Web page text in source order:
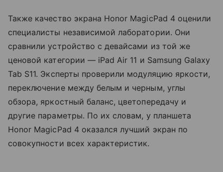
Также качество экрана Honor MagicPad 4 оценили
специалисты независимой лаборатории. Они
сравнили устройство с девайсами из той же
ценовой категории — iPad Air 11 и Samsung Galaxy
Tab S11. Эксперты проверили модуляцию яркости,
переключение между белым и черным, углы
обзора, яркостный баланс, цветопередачу и
другие параметры. По их словам, у планшета
Honor MagicPad 4 оказался лучший экран по
совокупности всех характеристик.